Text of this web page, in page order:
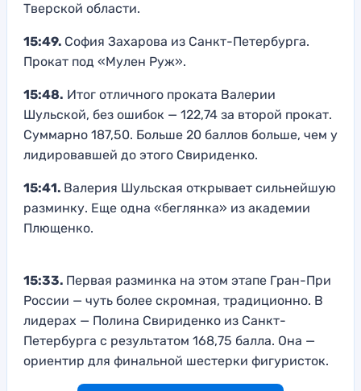
Тверской области.
15:49. София Захарова из Санкт-Петербурга.
Прокат под «Мулен Руж».
15:48. Итог отличного проката Валерии
Шульской, без ошибок — 122,74 за второй прокат.
Суммарно 187,50. Больше 20 баллов больше, чем у
лидировавшей до этого Свириденко.
15:41. Валерия Шульская открывает сильнейшую
разминку. Еще одна «беглянка» из академии
Плющенко.
15:33. Первая разминка на этом этапе Гран-При
России — чуть более скромная, традиционно. В
лидерах — Полина Свириденко из Санкт-
Петербурга с результатом 168,75 балла. Она —
ориентир для финальной шестерки фигуристок.